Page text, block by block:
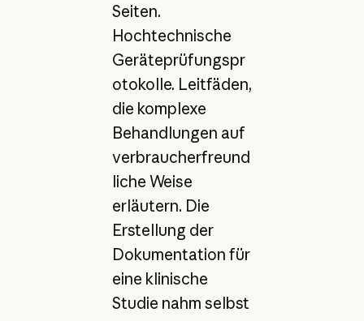
Seiten.
Hochtechnische
Geräteprüfungspr
otokolle. Leitfäden,
die komplexe
Behandlungen auf
verbraucherfreund
liche Weise
erläutern. Die
Erstellung der
Dokumentation für
eine klinische
Studie nahm selbst